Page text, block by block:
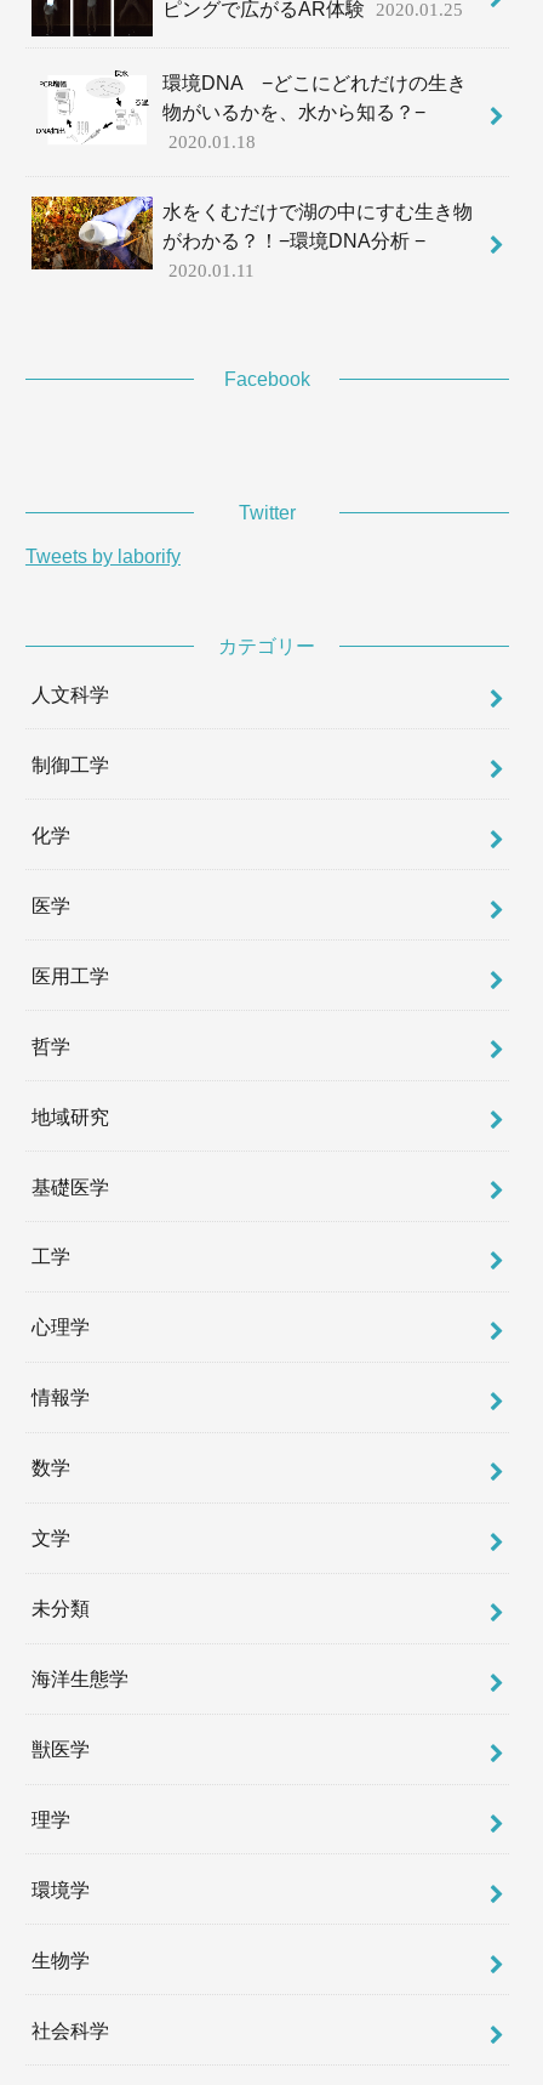
ピングで広がるAR体験 2020.01.25
環境DNA −どこにどれだけの生き
物がいるかを、水から知る？−
2020.01.18
水をくむだけで湖の中にすむ生き物
がわかる？！−環境DNA分析 −
2020.01.11
Facebook
Twitter
Tweets by laborify
カテゴリー
人文科学
制御工学
化学
医学
医用工学
哲学
地域研究
基礎医学
工学
心理学
情報学
数学
文学
未分類
海洋生態学
獣医学
理学
環境学
生物学
社会科学